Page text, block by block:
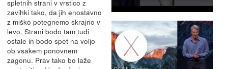
spletnih strani v vrstico z
zavihki tako, da jih enostavno
z miško potegnemo skrajno v
levo. Strani bodo tam tudi
ostale in bodo spet na voljo
ob vsakem ponovnem
zagonu. Prav tako bo laže